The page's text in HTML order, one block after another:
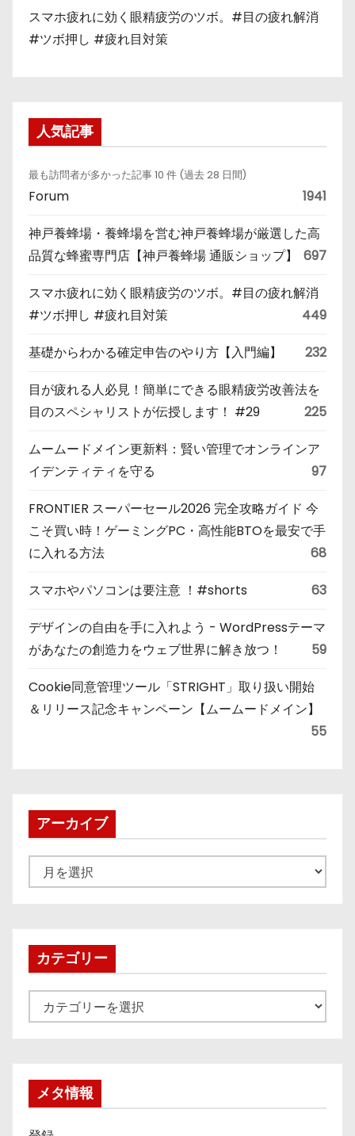
スマホ疲れに効く眼精疲労のツボ。#目の疲れ解消
#ツボ押し #疲れ目対策
人気記事
最も訪問者が多かった記事 10 件 (過去 28 日間)
Forum 1941
神戸養蜂場・養蜂場を営む神戸養蜂場が厳選した高
品質な蜂蜜専門店【神戸養蜂場 通販ショップ】
697
スマホ疲れに効く眼精疲労のツボ。#目の疲れ解消
#ツボ押し #疲れ目対策
449
基礎からわかる確定申告のやり方【入門編】 232
目が疲れる人必見！簡単にできる眼精疲労改善法を
目のスペシャリストが伝授します！ #29
225
ムームードメイン更新料：賢い管理でオンラインア
イデンティティを守る
97
FRONTIER スーパーセール2026 完全攻略ガイド 今
こそ買い時！ゲーミングPC・高性能BTOを最安で手
に入れる方法
68
スマホやパソコンは要注意 ！#shorts 63
デザインの自由を手に入れよう - WordPressテーマ
があなたの創造力をウェブ世界に解き放つ！
59
Cookie同意管理ツール「STRIGHT」取り扱い開始
＆リリース記念キャンペーン【ムームードメイン】
55
アーカイブ
ー
ブカテゴリー
テ
メタ情報